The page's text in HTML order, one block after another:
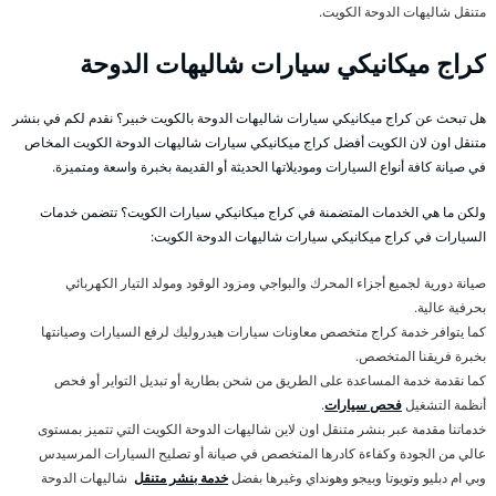
متنقل شاليهات الدوحة الكويت.
كراج ميكانيكي سيارات شاليهات الدوحة
هل تبحث عن كراج ميكانيكي سيارات شاليهات الدوحة بالكويت خبير؟ نقدم لكم في بنشر
متنقل اون لان الكويت أفضل كراج ميكانيكي سيارات شاليهات الدوحة الكويت المخاص
في صيانة كافة أنواع السيارات وموديلاتها الحديثة أو القديمة بخبرة واسعة ومتميزة.
ولكن ما هي الخدمات المتضمنة في كراج ميكانيكي سيارات الكويت؟ تتضمن خدمات
السيارات في كراج ميكانيكي سيارات شاليهات الدوحة الكويت:
صيانة دورية لجميع أجزاء المحرك والبواجي ومزود الوقود ومولد التيار الكهربائي
بحرفية عالية.
كما يتوافر خدمة كراج متخصص معاونات سيارات هيدروليك لرفع السيارات وصيانتها
بخبرة فريقنا المتخصص.
كما نقدمة خدمة المساعدة على الطريق من شحن بطارية أو تبديل التواير أو فحص
أنظمة التشغيلفحص سيارات.
خدماتنا مقدمة عبر بنشر متنقل اون لاين شاليهات الدوحة الكويت التي تتميز بمستوى
عالي من الجودة وكفاءة كادرها المتخصص في صيانة أو تصليح السيارات المرسيدس
وبي ام دبليو وتويوتا وبيجو وهونداي وغيرها بفضلخدمة بنشر متنقل شاليهات الدوحة